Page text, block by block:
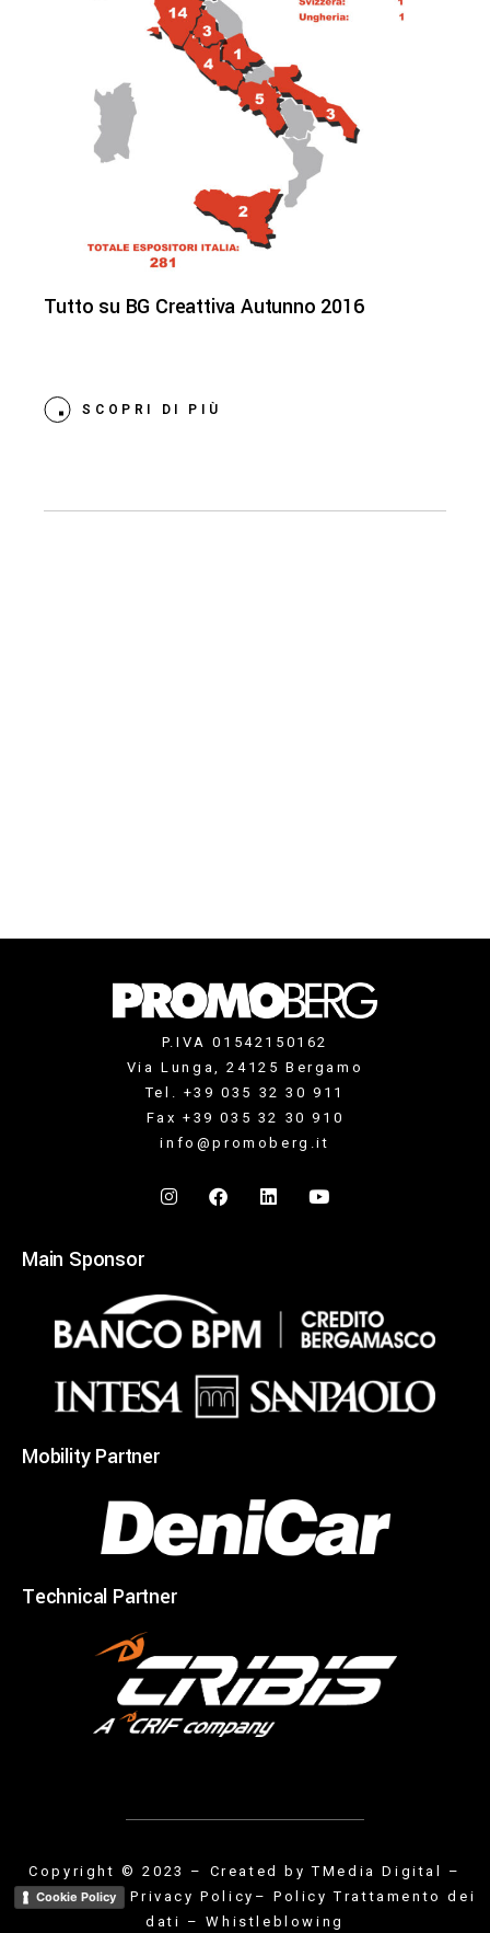
Tutto su BG Creattiva Autunno 2016
SCOPRI DI PIÙ
P.IVA 01542150162
Via Lunga, 24125 Bergamo
Tel. +39 035 32 30 911
Fax +39 035 32 30 910
info@promoberg.it
Main Sponsor
Mobility Partner
Technical Partner
Copyright © 2023 – Created byTMedia Digital –
Cookie Policy Privacy Policy – Policy Trattamento dei
dati –Whistleblowing